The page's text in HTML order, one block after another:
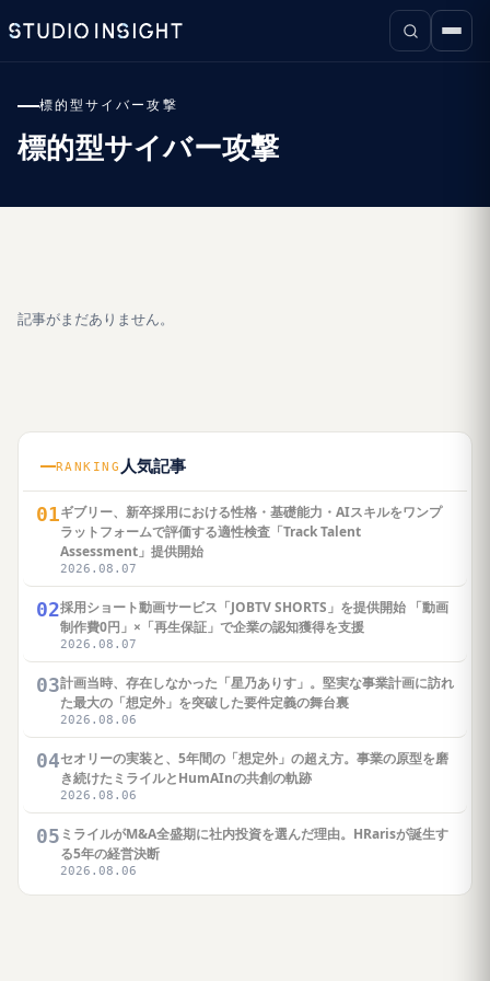
標的型サイバー攻撃
標的型サイバー攻撃
記事がまだありません。
RANKING 人気記事
01ギブリー、新卒採用における性格・基礎能力・AIスキルをワンプ
ラットフォームで評価する適性検査「Track Talent
Assessment」提供開始
2026.08.07
02採用ショート動画サービス「JOBTV SHORTS」を提供開始 「動画
制作費0円」×「再生保証」で企業の認知獲得を支援
2026.08.07
03計画当時、存在しなかった「星乃ありす」。堅実な事業計画に訪れ
た最大の「想定外」を突破した要件定義の舞台裏
2026.08.06
04セオリーの実装と、5年間の「想定外」の超え方。事業の原型を磨
き続けたミライルとHumAInの共創の軌跡
2026.08.06
05 ミライルがM&A全盛期に社内投資を選んだ理由。HRarisが誕生す
る5年の経営決断
2026.08.06